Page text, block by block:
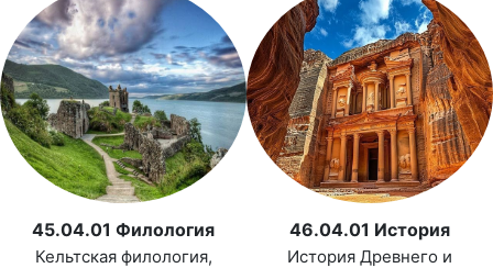
45.04.01 Филология
Кельтская филология,
46.04.01 История
История Древнего и